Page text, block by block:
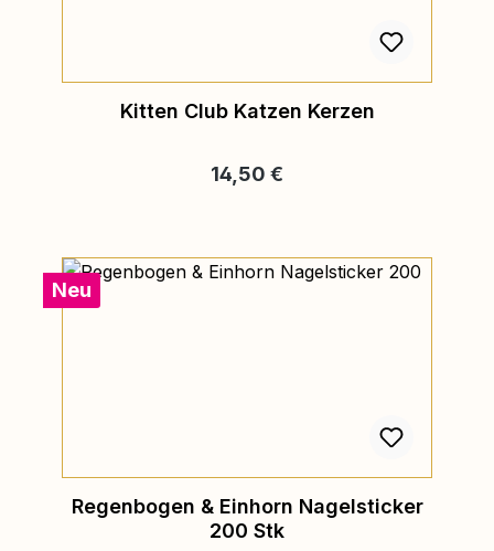
Kitten Club Katzen Kerzen
Regulärer Preis:
14,50 €
Neu
Regenbogen & Einhorn Nagelsticker
200 Stk